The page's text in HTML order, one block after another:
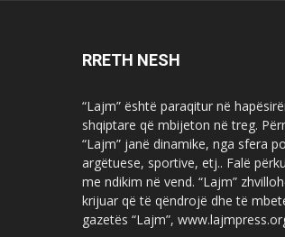
RRETH NESH
“Lajm” është paraqitur në
shqiptare që mbijeton në treg.
“Lajm” janë dinamike, nga sfera
argëtuese, sportive, etj.. Falë
me ndikim në vend. “Lajm”
krijuar që të qëndrojë dhe të
gazetës “Lajm”,